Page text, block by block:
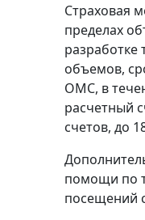
Страховая
пределах
объемов,
ОМС, в
расчетный
счетов, до
помощи по
посещений